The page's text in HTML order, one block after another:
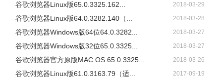
谷歌浏览器Linux版65.0.3325.162... 2018-03-29
谷歌浏览器Linux版64.0.3282.140（... 2018-03-28
谷歌浏览器Windows版64位64.0.3282... 2018-03-27
谷歌浏览器Windows版32位65.0.3325... 2018-03-27
谷歌浏览器官方原版MAC OS 65.0.3325... 2018-03-26
谷歌浏览器Linux版61.0.3163.79（适... 2017-09-19